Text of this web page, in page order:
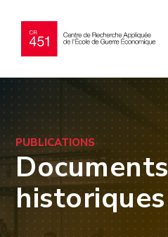
PUBLICATIONS
Documents
historiques